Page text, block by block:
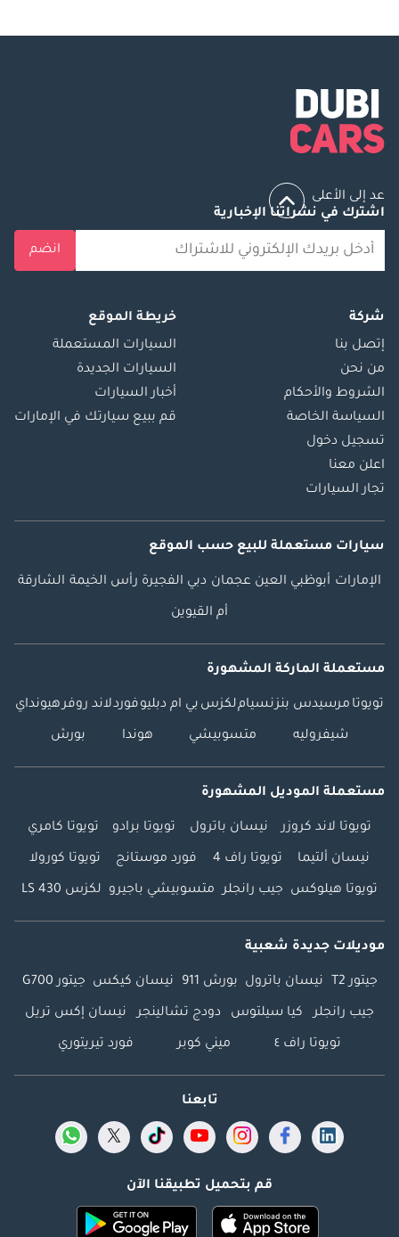
عد إلى الأعلى
اشترك في نشراتنا الإخبارية
انضم
شركة
إتصل بنا
من نحن
الشروط والأحكام
السياسة الخاصة
تسجيل دخول
اعلن معنا
تجار السيارات
خريطة الموقع
السيارات المستعملة
السيارات الجديدة
أخبار السيارات
قم ببيع سيارتك في الإمارات
سيارات مستعملة للبيع حسب الموقع
الإمارات أبوظبي العين عجمان دبي الفجيرة رأس الخيمة الشارقة
أم القيوين
مستعملة الماركة المشهورة
تويوتا مرسيدس بنزنسياملكزس بي ام دبليوفوردلاند روفرهيونداي
شيفروليه متسوبيشي هوندا بورش
مستعملة الموديل المشهورة
تويوتا لاند كروزر نيسان باترول تويوتا برادو تويوتا كامري
نيسان ألتيما تويوتا راف 4 فورد موستانج تويوتا كورولا
تويوتا هيلوكس جيب رانجلر متسوبيشي باجيرو لكزس LS 430
موديلات جديدة شعبية
جيتور T2 نيسان باترول بورش 911 نيسان كيكس جيتور G700
جيب رانجلر كيا سيلتوس دودج تشالينجر نيسان إكس تريل
تويوتا راف ٤ ميني كوبر فورد تيريتوري
تابعنا
قم بتحميل تطبيقنا الآن